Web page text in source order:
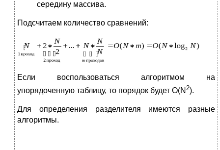
середину массива.
Подсчитаем количество сравнений:
Если воспользоваться алгоритмом на
упорядоченную таблицу, то порядок будет O(N 2).
Для определения разделителя имеются разные
алгоритмы.